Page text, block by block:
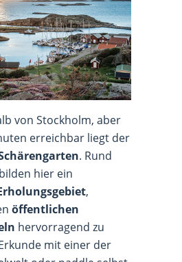
von Stockholm, aber
erreichbar liegt der
. Rund
bilden hier ein
,
öffentlichen
hervorragend zu
mit einer der